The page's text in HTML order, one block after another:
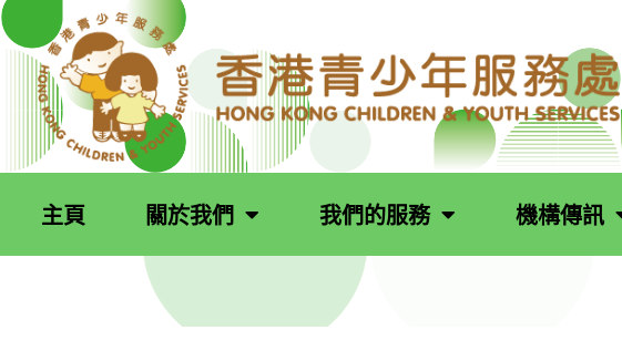
跳
至
主頁 關於我們 我們的服務 機構傳訊